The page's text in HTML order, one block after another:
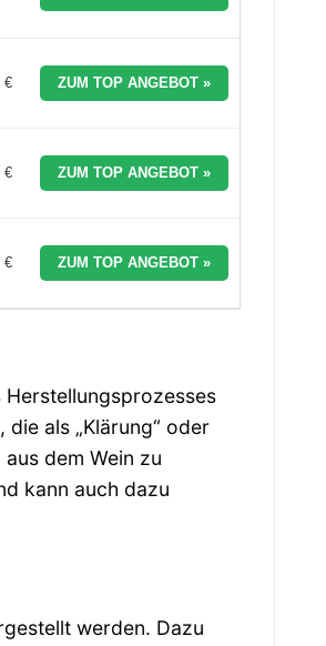
€ ZUM TOP ANGEBOT »
€ ZUM TOP ANGEBOT »
€ ZUM TOP ANGEBOT »
als „Klärung“ oder
dem Wein zu
kann auch dazu
werden. Dazu